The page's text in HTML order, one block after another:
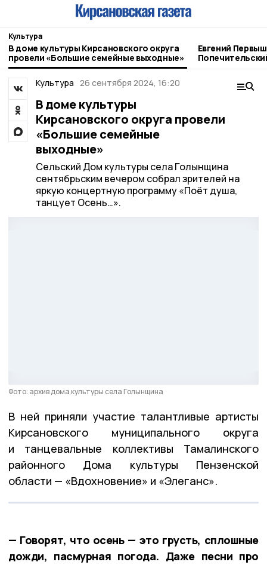
Культура
В доме культуры Кирсановского округа
провели «Большие семейные выходные»
Евгений
отделения
Культура 26 сентября 2024, 16:20
В доме культуры
Кирсановского округа провели
«Большие семейные
выходные»
Сельский Дом культуры села Голынщина
сентябрьским вечером собрал зрителей на
яркую концертную программу «Поёт душа,
танцует Осень…».
Фото: архив дома культуры села Голынщина
В ней приняли участие талантливые артисты
Кирсановского муниципального округа
и танцевальные коллективы Тамалинского
районного Дома культуры Пензенской
области — «Вдохновение» и «Элеганс».
— Говорят, что осень — это грусть, сплошные
дожди, пасмурная погода. Даже песни про